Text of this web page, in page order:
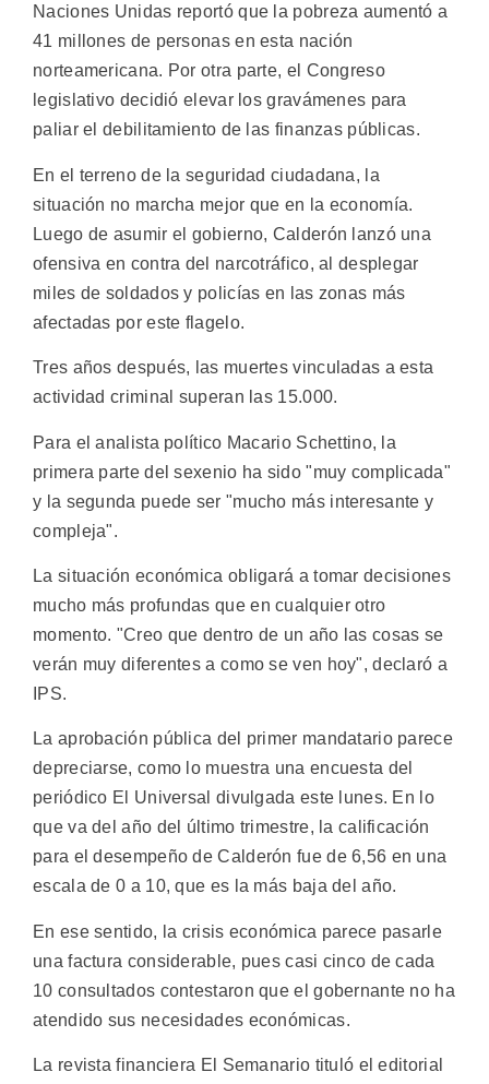
Naciones Unidas reportó que la pobreza aumentó a
41 millones de personas en esta nación
norteamericana. Por otra parte, el Congreso
legislativo decidió elevar los gravámenes para
paliar el debilitamiento de las finanzas públicas.
En el terreno de la seguridad ciudadana, la
situación no marcha mejor que en la economía.
Luego de asumir el gobierno, Calderón lanzó una
ofensiva en contra del narcotráfico, al desplegar
miles de soldados y policías en las zonas más
afectadas por este flagelo.
Tres años después, las muertes vinculadas a esta
actividad criminal superan las 15.000.
Para el analista político Macario Schettino, la
primera parte del sexenio ha sido "muy complicada"
y la segunda puede ser "mucho más interesante y
compleja".
La situación económica obligará a tomar decisiones
mucho más profundas que en cualquier otro
momento. "Creo que dentro de un año las cosas se
verán muy diferentes a como se ven hoy", declaró a
IPS.
La aprobación pública del primer mandatario parece
depreciarse, como lo muestra una encuesta del
periódico El Universal divulgada este lunes. En lo
que va del año del último trimestre, la calificación
para el desempeño de Calderón fue de 6,56 en una
escala de 0 a 10, que es la más baja del año.
En ese sentido, la crisis económica parece pasarle
una factura considerable, pues casi cinco de cada
10 consultados contestaron que el gobernante no ha
atendido sus necesidades económicas.
La revista financiera El Semanario tituló el editorial